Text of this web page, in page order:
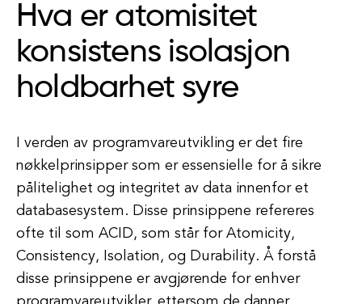
Hva er atomisitet
konsistens isolasjon
holdbarhet syre
I verden av programvareutvikling er det fire
nøkkelprinsipper som er essensielle for å sikre
pålitelighet og integritet av data innenfor et
databasesystem. Disse prinsippene refereres
ofte til som ACID, som står for Atomicity,
Consistency, Isolation, og Durability. Å forstå
disse prinsippene er avgjørende for enhver